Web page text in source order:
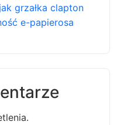
grzałka clapton
e-papierosa